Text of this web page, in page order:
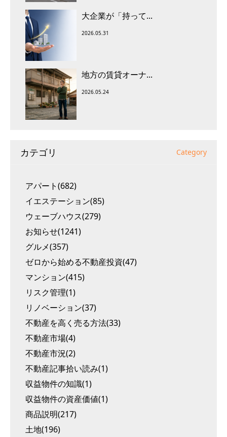
大企業が「持って...
2026.05.31
地方の賃貸オーナ...
2026.05.24
カテゴリ Category
アパート(682)
イエステーション(85)
ウェーブハウス(279)
お知らせ(1241)
グルメ(357)
ゼロから始める不動産投資(47)
マンション(415)
リスク管理(1)
リノベーション(37)
不動産を高く売る方法(33)
不動産市場(4)
不動産市況(2)
不動産記事拾い読み(1)
収益物件の知識(1)
収益物件の資産価値(1)
商品説明(217)
土地(196)